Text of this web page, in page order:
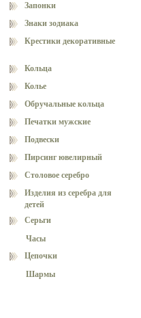
Запонки
Знаки зодиака
Крестики декоративные
Кольца
Колье
Обручальные кольца
Печатки мужские
Подвески
Пирсинг ювелирный
Столовое серебро
Изделия из серебра для
детей
Серьги
Часы
Цепочки
Шармы